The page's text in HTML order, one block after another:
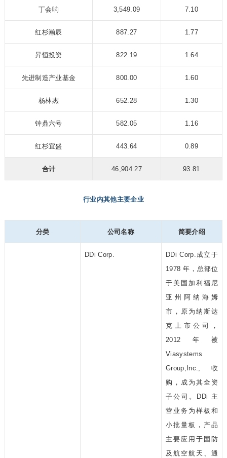
丁会响 3,549.09 7.10
红杉瀚辰 887.27 1.77
昇恒投资 822.19 1.64
先进制造产业基金 800.00 1.60
杨林杰 652.28 1.30
钟鼎六号 582.05 1.16
红杉宜盛 443.64 0.89
合计 46,904.27 93.81
行业内其他主要企业
分类 公司名称 简要介绍
DDi Corp.
DDi Corp.成立于
1978 年，总部位
于美国加利福尼
亚州阿纳海姆
市，原为纳斯达
克上市公司，
2012年被
Viasystems
Group,Inc.,收
购，成为其全资
子公司。DDi 主
营业务为样板和
小批量板，产品
主要应用于国防
及航空航天、通